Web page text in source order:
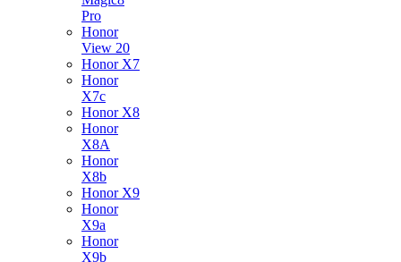
Pro
Honor
View 20
Honor X7
Honor
X7c
Honor X8
Honor
X8A
Honor
X8b
Honor X9
Honor
X9a
Honor
X9b